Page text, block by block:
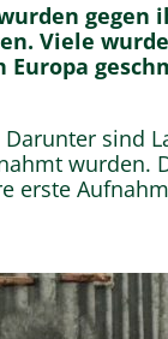
gegen
Viele
sind
wurden.
erste